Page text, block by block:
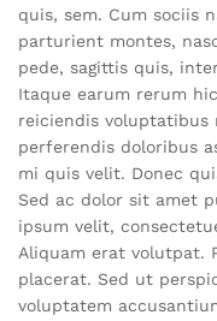
quis, sem. Cum sociis
parturient montes,
pede, sagittis quis,
Itaque earum rerum
reiciendis voluptatibus
perferendis doloribus
mi quis velit. Donec
Sed ac dolor sit amet
ipsum velit,
Aliquam erat volutpat.
placerat. Sed ut
voluptatem